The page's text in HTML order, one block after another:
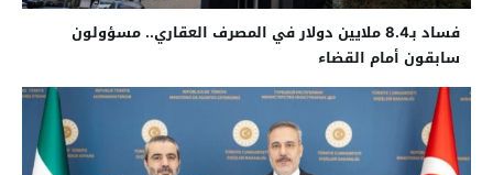
فساد بـ8.4 ملايين دولار في المصرف العقاري.. مسؤولون
سابقون أمام القضاء